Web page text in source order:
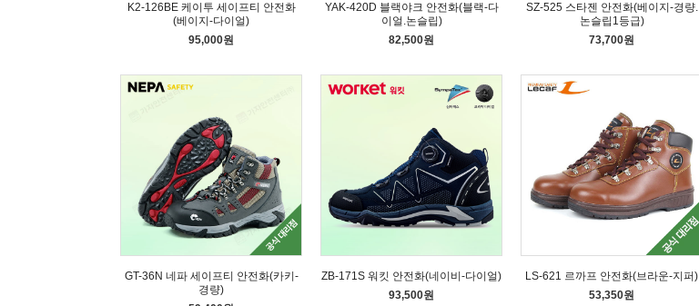
K2-126BE 케이투 세이프티 안전화
(베이지-다이얼)
95,000원
YAK-420D 블랙야크 안전화(블랙-다
이얼.논슬립)
82,500원
SZ-525 스타젠 안전화(베이지-경량.
논슬립1등급)
73,700원
GT-36N 네파 세이프티 안전화(카키-
경량)
ZB-171S 워킷 안전화(네이비-다이얼)
93,500원
LS-621 르까프 안전화(브라운-지퍼)
53,350원